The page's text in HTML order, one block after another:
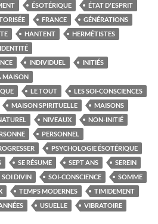
ÉSOTÉRIQUE
ÉTAT D'ESPRIT
FRANCE
GÉNÉRATIONS
HANTENT
HERMÉTISTES
IDENTITÉ
INDIVIDUEL
INITIÉS
MAISON
LE TOUT
LES SOI-CONSCIENCES
MAISON SPIRITUELLE
MAISONS
NIVEAUX
NON-INITIÉ
PERSONNEL
PSYCHOLOGIE ÉSOTÉRIQUE
SE RÉSUME SEPT ANS
SEREIN
SOI DIVIN SOI-CONSCIENCE
SOMME
TEMPS MODERNES
TIMIDEMENT
USUELLE
VIBRATOIRE